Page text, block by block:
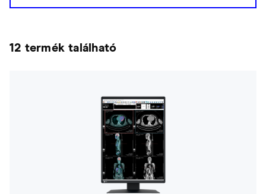
12 termék található